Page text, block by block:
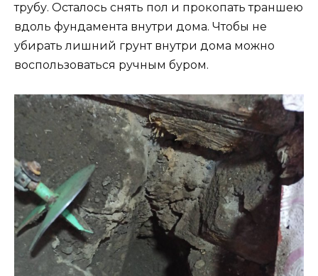
трубу. Осталось снять пол и прокопать траншею
вдоль фундамента внутри дома. Чтобы не
убирать лишний грунт внутри дома можно
воспользоваться ручным буром.